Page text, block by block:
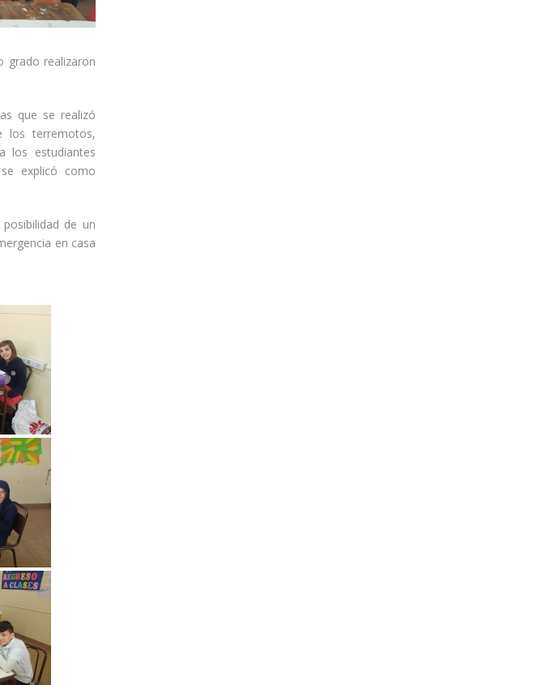
grado realizaron
que se realizó
los terremotos,
los estudiantes
explicó como
de un
en casa